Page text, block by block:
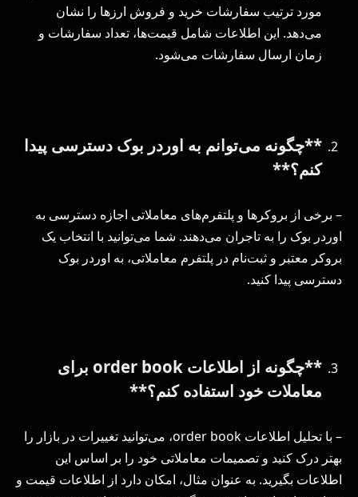
مورد ترتیب سفارشات خرید و فروش ارزها را نشان
می‌دهد. این اطلاعات شامل قیمت‌ها، تعداد سفارشات و
زمان ارسال سفارشات می‌شود.
**چگونه می‌توانم به اوردر بوک دسترسی پیدا
کنم؟**
– برخی از بروکرها و پلتفرم‌های معاملاتی اجازه دسترسی به
اوردر بوک را به تاجران می‌دهند. شما می‌توانید با انتخاب یک
بروکر معتبر و ثبت‌نام در پلتفرم معاملاتی، به اوردر بوک
دسترسی پیدا کنید.
**چگونه از اطلاعات order book برای
معاملات خود استفاده کنم؟**
– با تحلیل اطلاعات order book، می‌توانید تغییرات در بازار را
بهتر درک کنید و تصمیمات معاملاتی خود را بر اساس این
اطلاعات بگیرید. به عنوان مثال، امکان دارد از اطلاعات قیمت و